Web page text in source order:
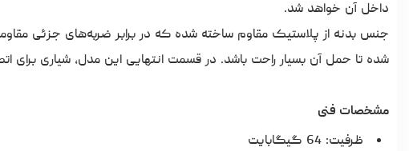
داخل آن خواهد شد.
جنس بدنه از پلاستیک مقاوم ساخته شده که در برابر ضربه‌های جزئی
شده تا حمل آن بسیار راحت باشد. در قسمت انتهایی این مدل، شیاری برای
مشخصات فنی
ظرفیت: 64 گیگابایت